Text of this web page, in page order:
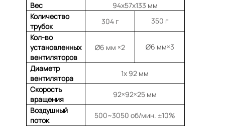
Вес
94x57x133 мм
Количество
трубок
304 г
350 г
Кол-во
установленных
вентиляторов
Ø6 мм ×2 Ø6 мм×3
Диаметр
вентилятора
1x 92 мм
Скорость
вращения
92×92×25 мм
Воздушный
поток
500~3050 об/мин. ±10%